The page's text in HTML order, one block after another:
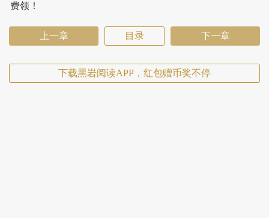
费领！
上一章 目录 下一章
下载黑岩阅读APP，红包赠币奖不停